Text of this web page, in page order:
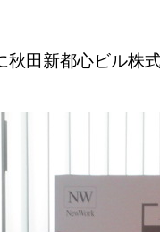
秋田新都心ビル株